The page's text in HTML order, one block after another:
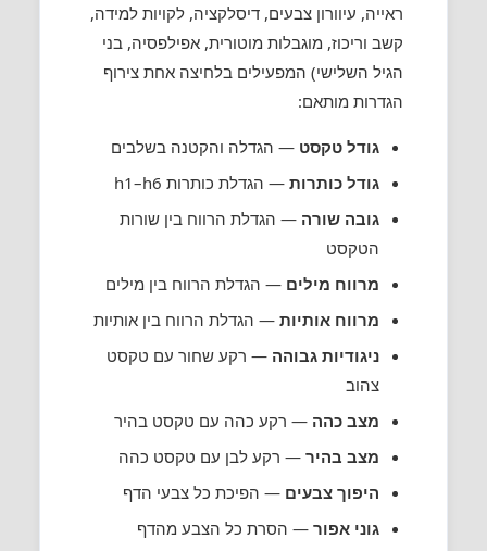
ראייה, עיוורון צבעים, דיסלקציה, לקויות למידה,
קשב וריכוז, מוגבלות מוטורית, אפילפסיה, בני
הגיל השלישי) המפעילים בלחיצה אחת צירוף
הגדרות מותאם:
גודל טקסט — הגדלה והקטנה בשלבים
גודל כותרות— הגדלת כותרות h1–h6
גובה שורה — הגדלת הרווח בין שורות
הטקסט
מרווח מילים — הגדלת הרווח בין מילים
מרווח אותיות— הגדלת הרווח בין אותיות
ניגודיות גבוהה — רקע שחור עם טקסט
צהוב
מצב כהה — רקע כהה עם טקסט בהיר
מצב בהיר— רקע לבן עם טקסט כהה
היפוך צבעים — הפיכת כל צבעי הדף
גוני אפור— הסרת כל הצבע מהדף